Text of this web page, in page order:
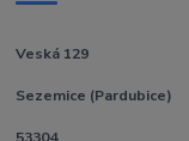
Veská 129
Sezemice (Pardubice)
53304